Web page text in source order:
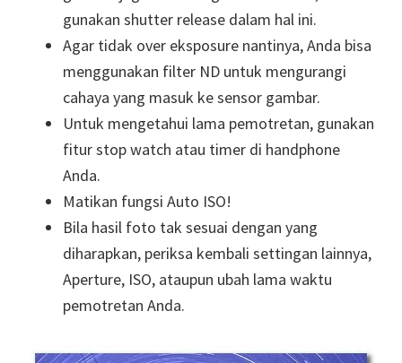
gunakan shutter release dalam hal ini.
Agar tidak over eksposure nantinya, Anda bisa
menggunakan filter ND untuk mengurangi
cahaya yang masuk ke sensor gambar.
Untuk mengetahui lama pemotretan, gunakan
fitur stop watch atau timer di handphone
Anda.
Matikan fungsi Auto ISO!
Bila hasil foto tak sesuai dengan yang
diharapkan, periksa kembali settingan lainnya,
Aperture, ISO, ataupun ubah lama waktu
pemotretan Anda.